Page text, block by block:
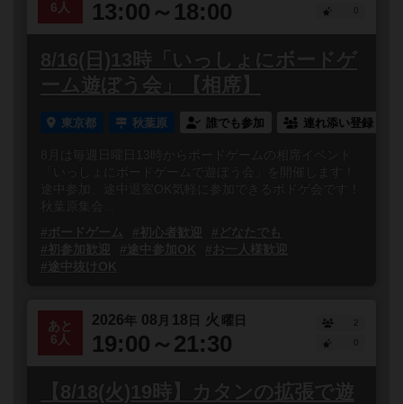
6人
13:00～18:00
8/16(日)13時「いっしょにボードゲ
ーム遊ぼう会」【相席】
東京都 秋葉原 誰でも参加 連れ添い登録
8月は毎週日曜日13時からボードゲームの相席イベント
「いっしょにボードゲームで遊ぼう会」を開催します！
途中参加、途中退室OK気軽に参加できるボドゲ会です！
秋葉原集会...
#ボードゲーム
#初心者歓迎
#どなたでも
#初参加歓迎
#途中参加OK
#お一人様歓迎
#途中抜けOK
あと
6人
2026年 08 月 18 日 火 曜日
19:00～21:30
2
【8/18(火)19時】カタンの拡張で遊